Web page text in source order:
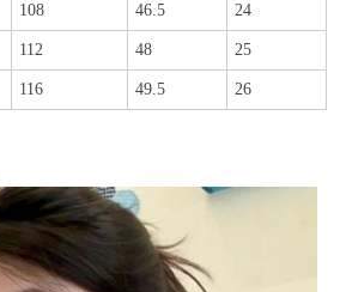
108 46.5 24
112 48 25
116 49.5 26